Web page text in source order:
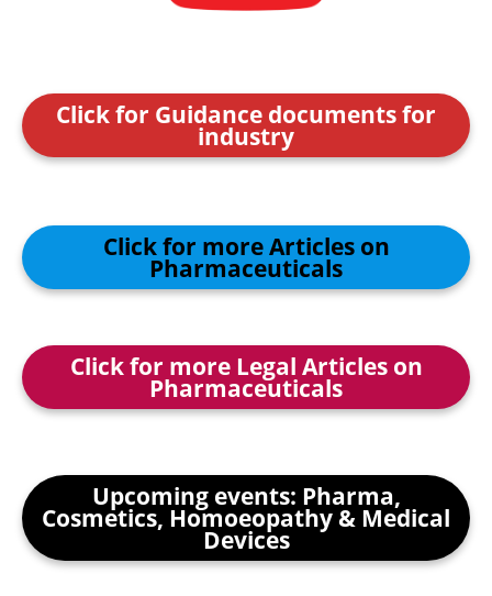
Click for Guidance documents for
industry
Click for more Articles on
Pharmaceuticals
Click for more Legal Articles on
Pharmaceuticals
Upcoming events: Pharma,
Cosmetics, Homoeopathy & Medical
Devices